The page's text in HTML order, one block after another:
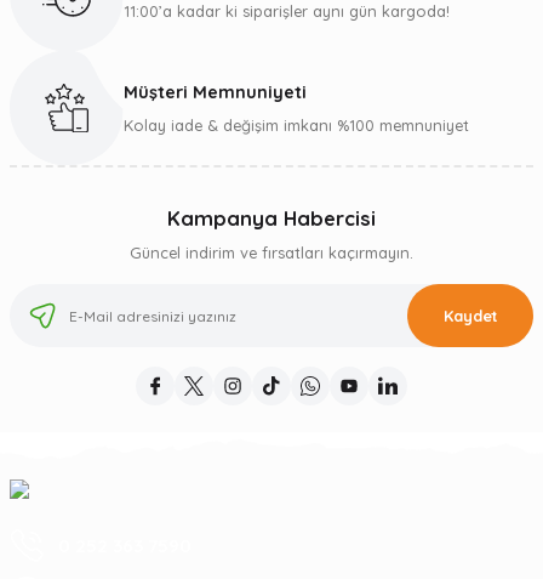
11:00’a kadar ki siparişler aynı gün kargoda!
Müşteri Memnuniyeti
Kolay iade & değişim imkanı %100 memnuniyet
Kampanya Habercisi
Güncel indirim ve fırsatları kaçırmayın.
Kaydet